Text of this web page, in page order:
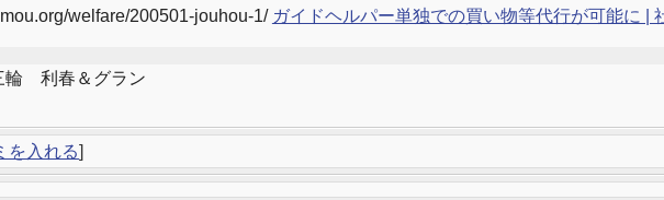
welfare/200501-jouhou-1/ ガイドヘルパー単独での買い物等代行が可能に |
輪 利春＆グラン
を入れる]